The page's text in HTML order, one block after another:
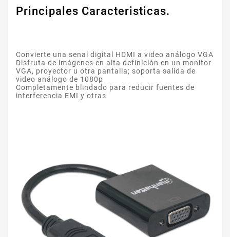
Principales Caracteristicas.
Convierte una senal digital HDMI a video análogo VGA
Disfruta de imágenes en alta definición en un monitor
VGA, proyector u otra pantalla; soporta salida de
video análogo de 1080p
Completamente blindado para reducir fuentes de
interferencia EMI y otras